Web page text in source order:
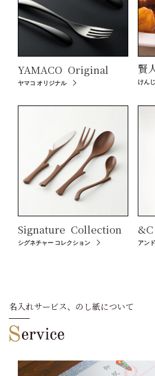
YAMACO Original
ヤマコ オリジナル
賢
けん
Signature Collection
シグネチャー コレクション
&C
アン
名入れサービス、のし紙について